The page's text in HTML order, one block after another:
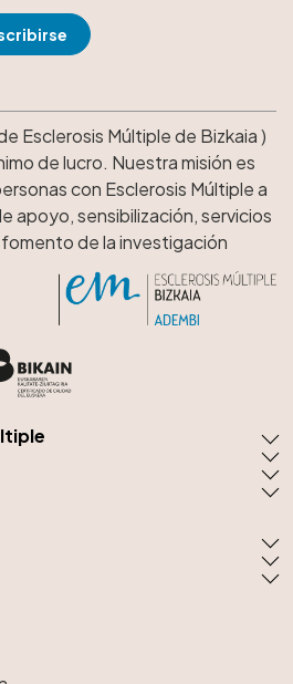
Esclerosis Múltiple de Bizkaia )
de lucro. Nuestra misión es
con Esclerosis Múltiple a
apoyo, sensibilización, servicios
de la investigación